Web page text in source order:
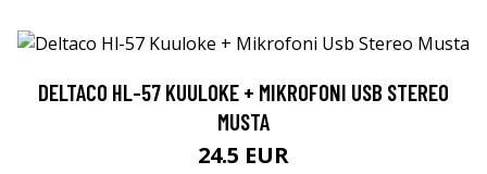
DELTACO HL-57 KUULOKE + MIKROFONI USB STEREO
MUSTA
24.5 EUR